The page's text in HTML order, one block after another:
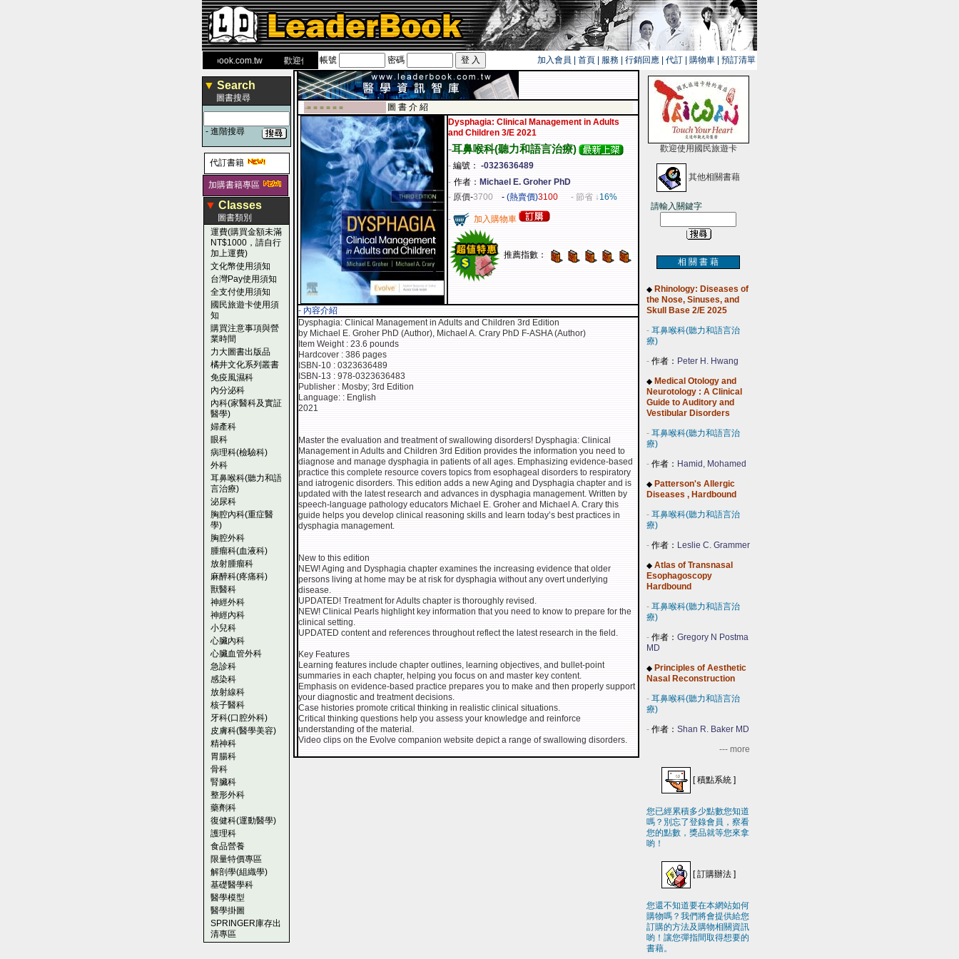
www.leaderbook.com.tw歡迎使用 國民旅遊卡！！
帳號 密碼 加入會員 首頁 服務 行銷回應 代訂 購物車 預訂清單
▼ Search
圖書搜尋
- 進階搜尋
代訂書籍
加購書籍專區
▼ Classes
圖書類別
運費(購買金額未滿
NT$1000，請自行
加上運費)
文化幣使用須知
台灣Pay使用須知
全支付使用須知
國民旅遊卡使用須
知
購買注意事項與營
業時間
力大圖書出版品
橘井文化系列叢書
免疫風濕科
內分泌科
內科(家醫科及實証
醫學)
婦產科
眼科
病理科(檢驗科)
外科
耳鼻喉科(聽力和語
言治療)
泌尿科
胸腔內科(重症醫
學)
胸腔外科
腫瘤科(血液科)
放射腫瘤科
麻醉科(疼痛科)
獸醫科
神經外科
神經內科
小兒科
心臟內科
心臟血管外科
急診科
感染科
放射線科
核子醫科
牙科(口腔外科)
皮膚科(醫學美容)
精神科
胃腸科
骨科
腎臟科
整形外科
藥劑科
復健科(運動醫學)
護理科
食品營養
限量特價專區
解剖學(組織學)
基礎醫學科
醫學模型
醫學掛圖
SPRINGER庫存出
清專區
-■ ■ ■ ■ ■ ■
圖 書 介 紹
Dysphagia: Clinical Management in Adults
and Children 3/E 2021
-耳鼻喉科(聽力和語言治療)
- 編號： -0323636489
- 作者： Michael E. Groher PhD
- 原價-3700 - (熱賣價)3100 - 節省 ↓16%
- 加入購物車
推薦指數：
- 內容介紹
Dysphagia: Clinical Management in Adults and Children 3rd Edition
by Michael E. Groher PhD (Author), Michael A. Crary PhD F-ASHA (Author)
Item Weight : 23.6 pounds
Hardcover : 386 pages
ISBN-10 : 0323636489
ISBN-13 : 978-0323636483
Publisher : Mosby; 3rd Edition
Language: : English
2021
Master the evaluation and treatment of swallowing disorders! Dysphagia: Clinical
Management in Adults and Children 3rd Edition provides the information you need to
diagnose and manage dysphagia in patients of all ages. Emphasizing evidence-based
practice this complete resource covers topics from esophageal disorders to respiratory
and iatrogenic disorders. This edition adds a new Aging and Dysphagia chapter and is
updated with the latest research and advances in dysphagia management. Written by
speech-language pathology educators Michael E. Groher and Michael A. Crary this
guide helps you develop clinical reasoning skills and learn today’s best practices in
dysphagia management.
New to this edition
NEW! Aging and Dysphagia chapter examines the increasing evidence that older
persons living at home may be at risk for dysphagia without any overt underlying
disease.
UPDATED! Treatment for Adults chapter is thoroughly revised.
NEW! Clinical Pearls highlight key information that you need to know to prepare for the
clinical setting.
UPDATED content and references throughout reflect the latest research in the field.
Key Features
Learning features include chapter outlines, learning objectives, and bullet-point
summaries in each chapter, helping you focus on and master key content.
Emphasis on evidence-based practice prepares you to make and then properly support
your diagnostic and treatment decisions.
Case histories promote critical thinking in realistic clinical situations.
Critical thinking questions help you assess your knowledge and reinforce
understanding of the material.
Video clips on the Evolve companion website depict a range of swallowing disorders.
歡迎使用國民旅遊卡
其他相關書藉
請輸入關鍵字
相 關 書 藉
◆ Rhinology: Diseases of
the Nose, Sinuses, and
Skull Base 2/E 2025
- 耳鼻喉科(聽力和語言治
療)
- 作者： Peter H. Hwang
◆ Medical Otology and
Neurotology : A Clinical
Guide to Auditory and
Vestibular Disorders
- 耳鼻喉科(聽力和語言治
療)
- 作者： Hamid, Mohamed
◆ Patterson's Allergic
Diseases , Hardbound
- 耳鼻喉科(聽力和語言治
療)
- 作者： Leslie C. Grammer
◆ Atlas of Transnasal
Esophagoscopy
Hardbound
- 耳鼻喉科(聽力和語言治
療)
- 作者： Gregory N Postma
MD
◆ Principles of Aesthetic
Nasal Reconstruction
- 耳鼻喉科(聽力和語言治
療)
- 作者： Shan R. Baker MD
--- more
[積點系統 ]
您已經累積多少點數您知道
嗎？別忘了登錄會員，察看
您的點數，獎品就等您來拿
喲！
[訂購辦法]
您還不知道要在本網站如何
購物嗎？我們將會提供給您
訂購的方法及購物相關資訊
喲！讓您彈指間取得想要的
書藉。